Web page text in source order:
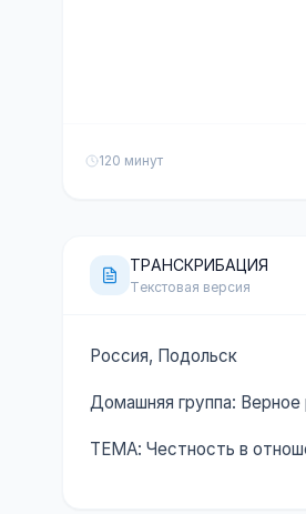
120 минут
ТРАНСКРИБАЦИЯ
Текстовая версия
Россия, Подольск
Домашняя группа: Верное
ТЕМА: Честность в